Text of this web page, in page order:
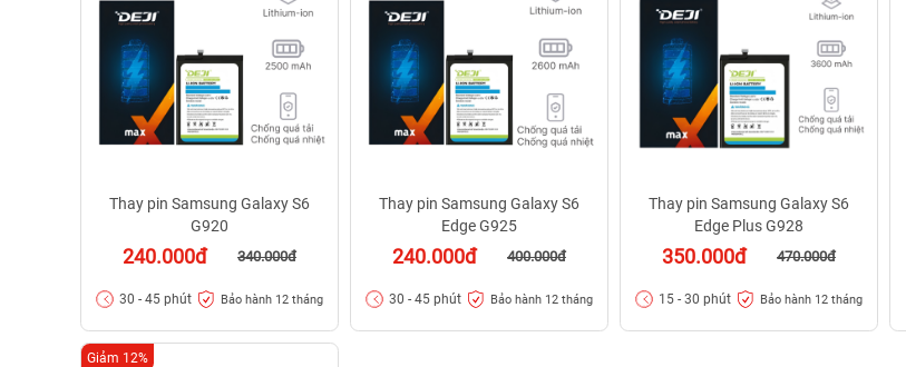
Thay pin Samsung Galaxy S6
G920
240.000đ 340.000đ
30 - 45 phút Bảo hành 12 tháng
Thay pin Samsung Galaxy S6
Edge G925
240.000đ 400.000đ
30 - 45 phút Bảo hành 12 tháng
Thay pin Samsung Galaxy S6
Edge Plus G928
350.000đ 470.000đ
15 - 30 phút Bảo hành 12 tháng
Giảm 12%